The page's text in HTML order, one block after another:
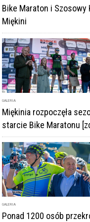
Bike Maraton i
Miękini
GALERIA
Miękinia rozpoczęła
starcie Bike Maratonu
GALERIA
Ponad 1200 osób